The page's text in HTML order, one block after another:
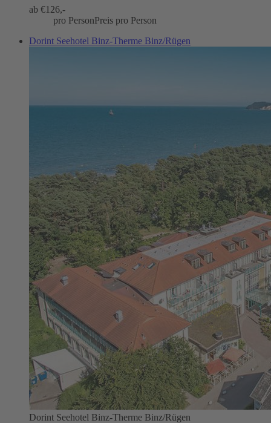
ab €126,-
pro PersonPreis pro Person
Dorint Seehotel Binz-Therme Binz/Rügen
Dorint Seehotel Binz-Therme Binz/Rügen